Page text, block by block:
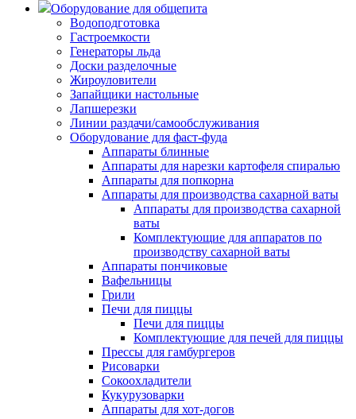
Оборудование для общепита
Водоподготовка
Гастроемкости
Генераторы льда
Доски разделочные
Жироуловители
Запайщики настольные
Лапшерезки
Линии раздачи/самообслуживания
Оборудование для фаст-фуда
Аппараты блинные
Аппараты для нарезки картофеля спиралью
Аппараты для попкорна
Аппараты для производства сахарной ваты
Аппараты для производства сахарной
ваты
Комплектующие для аппаратов по
производству сахарной ваты
Аппараты пончиковые
Вафельницы
Грили
Печи для пиццы
Печи для пиццы
Комплектующие для печей для пиццы
Прессы для гамбургеров
Рисоварки
Сокоохладители
Кукурузоварки
Аппараты для хот-догов